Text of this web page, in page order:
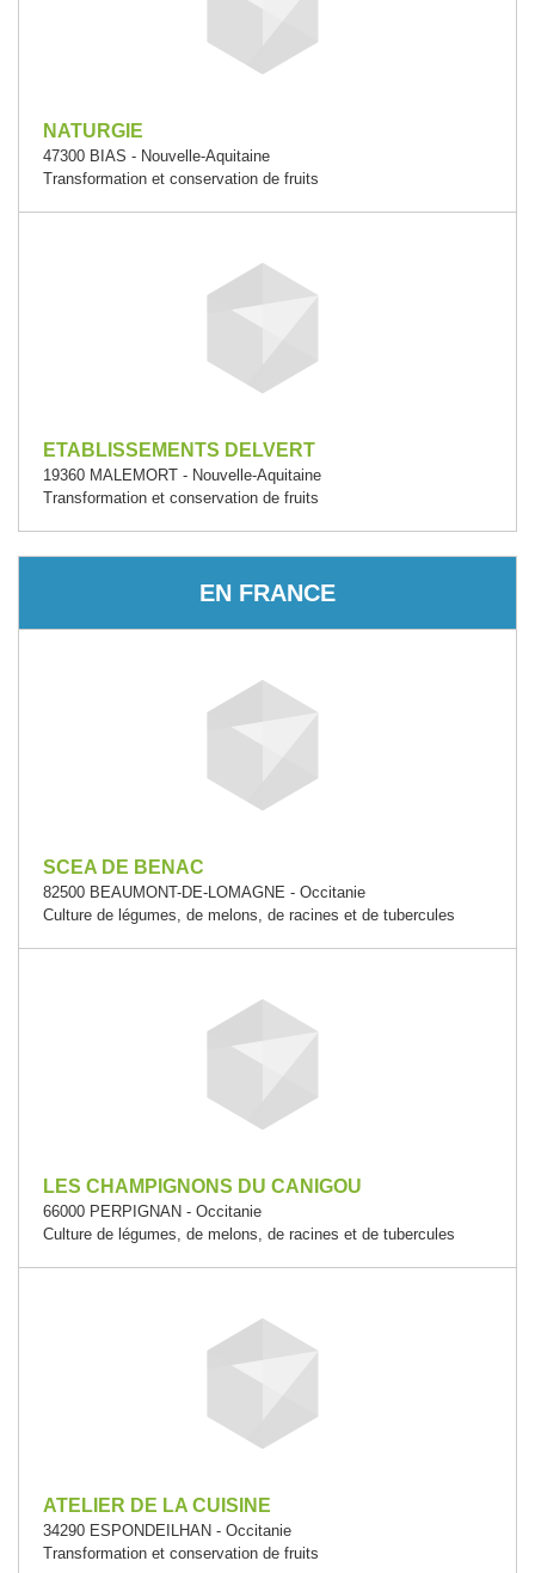
NATURGIE
47300 BIAS - Nouvelle-Aquitaine
Transformation et conservation de fruits
ETABLISSEMENTS DELVERT
19360 MALEMORT - Nouvelle-Aquitaine
Transformation et conservation de fruits
EN FRANCE
SCEA DE BENAC
82500 BEAUMONT-DE-LOMAGNE - Occitanie
Culture de légumes, de melons, de racines et de tubercules
LES CHAMPIGNONS DU CANIGOU
66000 PERPIGNAN - Occitanie
Culture de légumes, de melons, de racines et de tubercules
ATELIER DE LA CUISINE
34290 ESPONDEILHAN - Occitanie
Transformation et conservation de fruits